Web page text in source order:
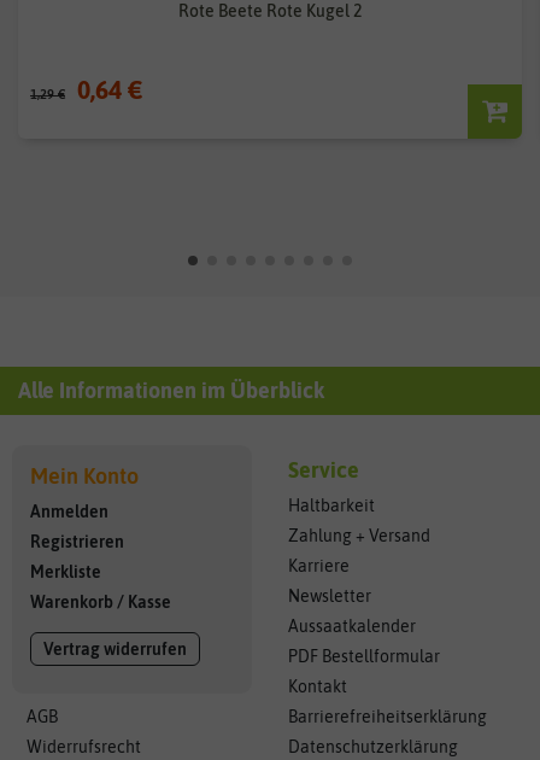
Rote Beete Rote Kugel 2
1,29 € 0,64 €
Alle Informationen im Überblick
Mein Konto
Anmelden
Registrieren
Merkliste
Warenkorb / Kasse
Vertrag widerrufen
AGB
Widerrufsrecht
Service
Haltbarkeit
Zahlung + Versand
Karriere
Newsletter
Aussaatkalender
PDF Bestellformular
Kontakt
Barrierefreiheitserklärung
Datenschutzerklärung